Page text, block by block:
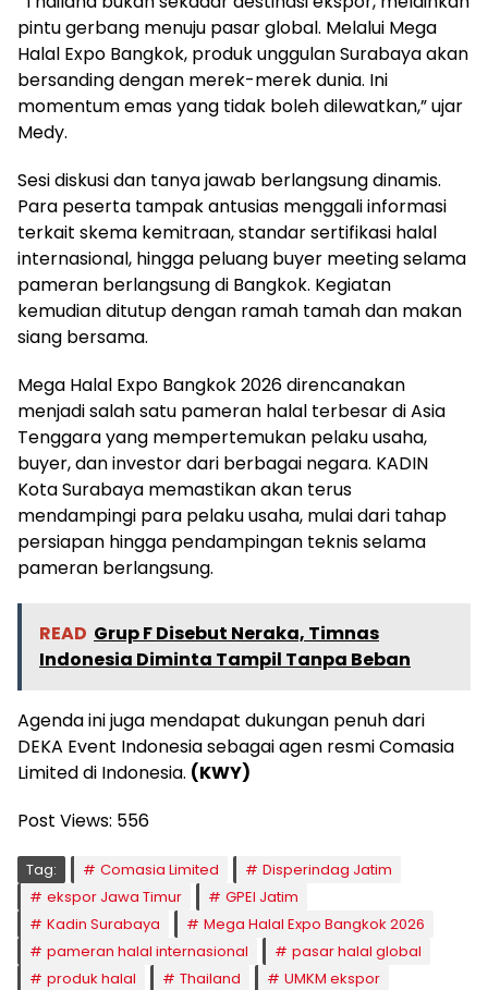
pintu gerbang menuju pasar global. Melalui Mega
Halal Expo Bangkok, produk unggulan Surabaya akan
bersanding dengan merek-merek dunia. Ini
momentum emas yang tidak boleh dilewatkan,” ujar
Medy.
Sesi diskusi dan tanya jawab berlangsung dinamis.
Para peserta tampak antusias menggali informasi
terkait skema kemitraan, standar sertifikasi halal
internasional, hingga peluang buyer meeting selama
pameran berlangsung di Bangkok. Kegiatan
kemudian ditutup dengan ramah tamah dan makan
siang bersama.
Mega Halal Expo Bangkok 2026 direncanakan
menjadi salah satu pameran halal terbesar di Asia
Tenggara yang mempertemukan pelaku usaha,
buyer, dan investor dari berbagai negara. KADIN
Kota Surabaya memastikan akan terus
mendampingi para pelaku usaha, mulai dari tahap
persiapan hingga pendampingan teknis selama
pameran berlangsung.
READ Grup F Disebut Neraka, Timnas
Indonesia Diminta Tampil Tanpa Beban
Agenda ini juga mendapat dukungan penuh dari
DEKA Event Indonesia sebagai agen resmi Comasia
Limited di Indonesia. (KWY)
Post Views: 556
Tag: Comasia Limited
Disperindag Jatim
ekspor Jawa Timur
GPEI Jatim
Kadin Surabaya
Mega Halal Expo Bangkok 2026
pameran halal internasional
pasar halal global
produk halal
Thailand UMKM ekspor